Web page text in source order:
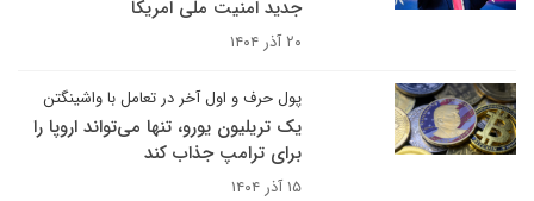
جدید امنیت ملی امریکا
۲۰ آذر ۱۴۰۴
پول حرف و اول آخر در تعامل با واشینگتن
یک تریلیون یورو، تنها می‌تواند اروپا را
برای ترامپ جذاب کند
۱۵ آذر ۱۴۰۴